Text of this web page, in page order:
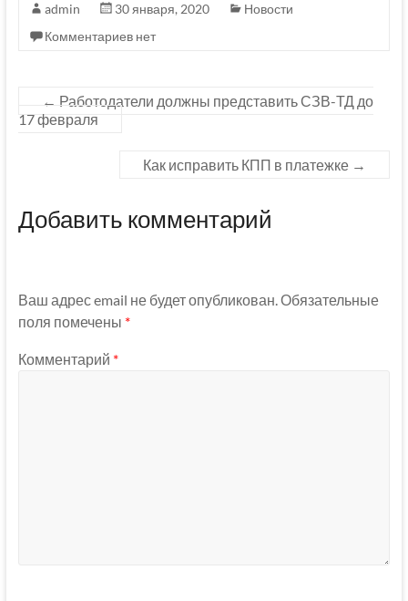
admin 30 января, 2020
Новости
Комментариев нет
← Работодатели должны представить СЗВ-ТД до
17 февраля
Как исправить КПП в платежке →
Добавить комментарий
Ваш адрес email не будет опубликован. Обязательные
поля помечены *
Комментарий *